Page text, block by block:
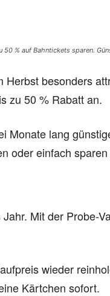
% auf Bahntickets sparen.
Herbst besonders
zu 50 % Rabatt an.
Monate lang
oder einfach
Mit der Probe-
wieder
Kärtchen sofort.